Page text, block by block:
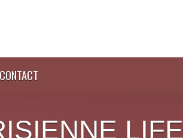
CONTACT
LIFE